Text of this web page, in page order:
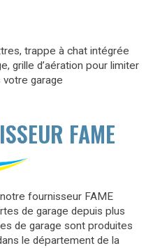
trappe à chat intégrée
grille d’aération pour limiter
votre garage
FAME
fournisseur FAME
de garage depuis plus
de garage sont produites
le département de la